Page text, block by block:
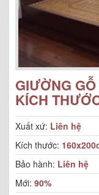
GIƯỜNG
KÍCH
Xuất xứ: Liên hệ
Kích thước:
Bảo hành: Liên hệ
Mới: 90%